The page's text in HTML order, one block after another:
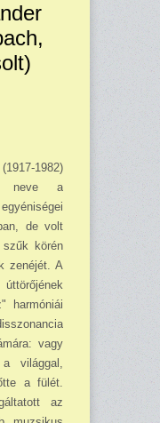
1982)
neve a
de volt
körén
zenéjét. A
harmóniái
vagy
világgal,
a fülét.
az